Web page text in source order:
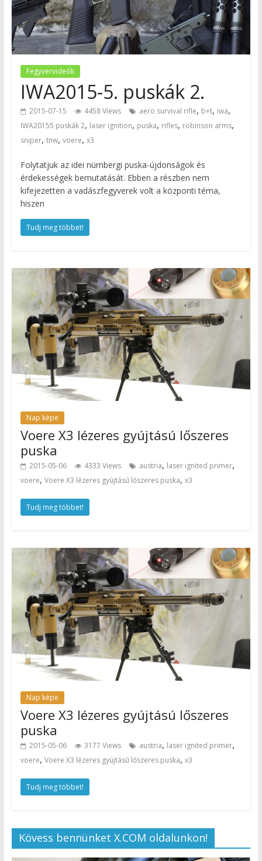
Fegyvervideók
IWA2015-5. puskák 2.
2015-07-15 4458 Views aero survival rifle, b+t, iwa,
IWA20155 puskák 2, laser ignition, puska, rifles, robinson arms,
sniper, tnw, voere, x3
Folytatjuk az idei nürnbergi puska-újdonságok és
érdekességek bemutatását. Ebben a részben nem
kifejezetten a vadászfegyverek volt a központi téma,
hiszen
Tudj meg többet!
Nap képe
Voere X3 lézeres gyújtású lőszeres
puska
2015-05-06 4333 Views austria, laser ignited primer,
voere, Voere X3 lézeres gyújtású lőszeres puska, x3
Tudj meg többet!
Nap képe
Voere X3 lézeres gyújtású lőszeres
puska
2015-05-06 3177 Views austria, laser ignited primer,
voere, Voere X3 lézeres gyújtású lőszeres puska, x3
Tudj meg többet!
Kövess bennünket X.COM oldalunkon!